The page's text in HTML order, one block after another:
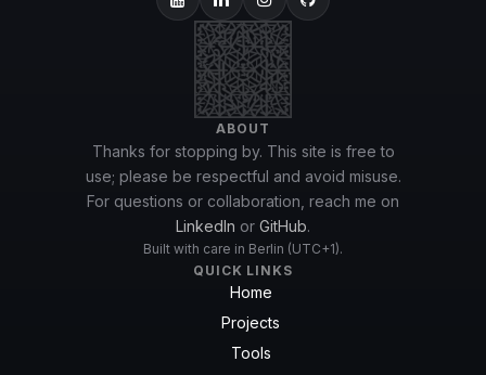
ABOUT
Thanks for stopping by. This site is free to
use; please be respectful and avoid misuse.
For questions or collaboration, reach me on
LinkedIn or GitHub.
Built with care in Berlin (UTC+1).
QUICK LINKS
Home
Projects
Tools